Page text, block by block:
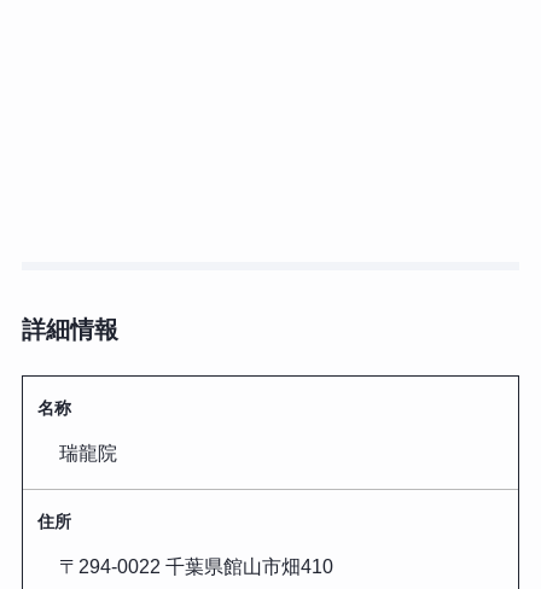
詳細情報
名称
瑞龍院
住所
〒294-0022 千葉県館山市畑410